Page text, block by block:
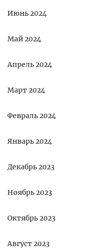
Июнь 2024
Май 2024
Апрель 2024
Март 2024
Февраль 2024
Январь 2024
Декабрь 2023
Ноябрь 2023
Октябрь 2023
Август 2023